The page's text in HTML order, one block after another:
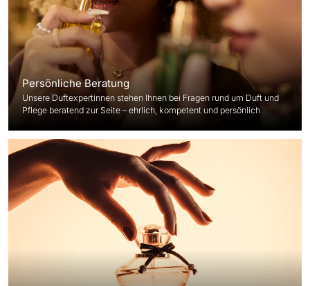
Persönliche Beratung
Unsere Duftexpertinnen stehen Ihnen bei Fragen rund um Duft und
Pflege beratend zur Seite – ehrlich, kompetent und persönlich